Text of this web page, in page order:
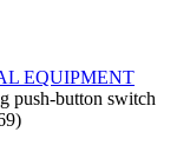
EQUIPMENT
push-button switch